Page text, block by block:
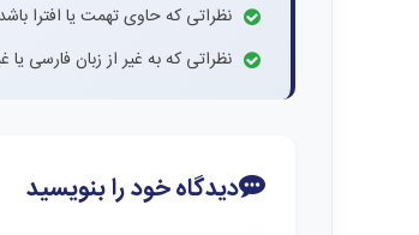
نظراتی که حاوی تهمت یا افترا
نظراتی که به غیر از زبان فارسی
دیدگاه خود را بنویسید